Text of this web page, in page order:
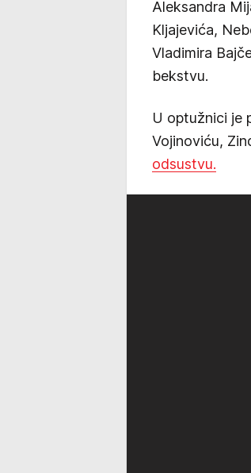
Aleksandra
Kljajevića,
Vladimira
bekstvu.
U optužnici je
Vojinoviću,
odsustvu.